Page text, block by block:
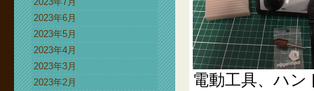
2023年6月
2023年5月
2023年4月
2023年3月
2023年2月
電動工具、ハ